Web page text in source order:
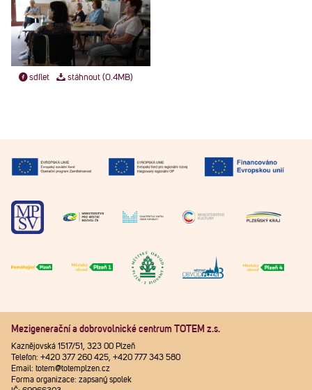
sdílet stáhnout (0.4MB)
Mezigenerační a dobrovolnické centrum TOTEM z.s.
Kaznějovská 1517/51, 323 00 Plzeň
Telefon: +420 377 260 425, +420 777 343 580
Email: totem@totemplzen.cz
Forma organizace: zapsaný spolek